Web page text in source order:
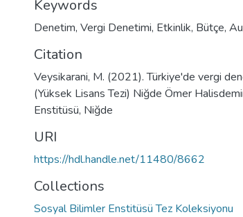
Keywords
Denetim, Vergi Denetimi, Etkinlik, Bütçe,
Citation
Veysikarani, M. (2021). Türkiye'de vergi
(Yüksek Lisans Tezi) Niğde Ömer
Enstitüsü, Niğde
URI
https://hdl.handle.net/11480/8662
Collections
Sosyal Bilimler Enstitüsü Tez Koleksiyonu